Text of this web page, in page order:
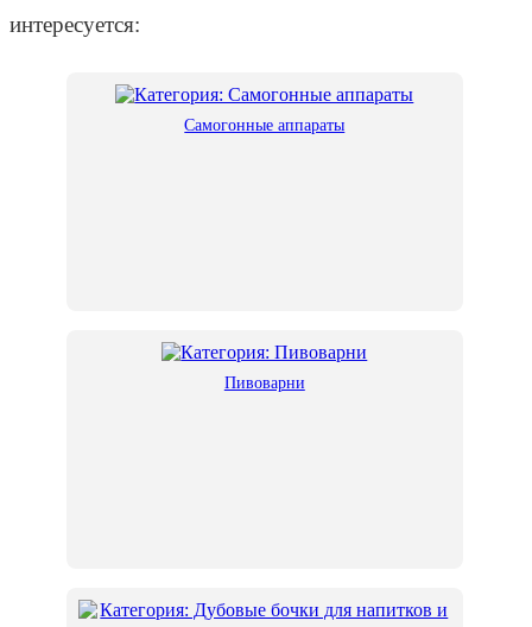
интересуется:
Самогонные аппараты
Пивоварни